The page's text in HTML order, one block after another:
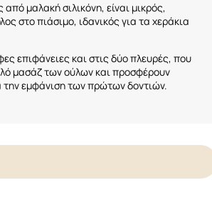
μαλακή σιλικόνη, είναι μικρός,
στο πιάσιμο, ιδανικός για τα χεράκια
επιφάνειες και στις δύο πλευρές, που
μασάζ των ούλων και προσφέρουν
εμφάνιση των πρώτων δοντιών.